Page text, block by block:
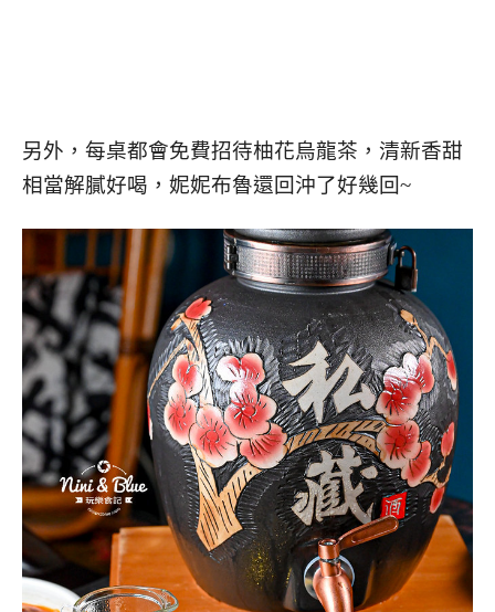
另外，每桌都會免費招待柚花烏龍茶，清新香甜
相當解膩好喝，妮妮布魯還回沖了好幾回~